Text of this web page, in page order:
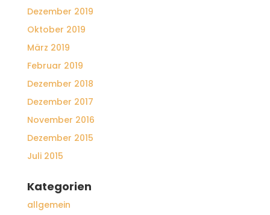
Dezember 2019
Oktober 2019
März 2019
Februar 2019
Dezember 2018
Dezember 2017
November 2016
Dezember 2015
Juli 2015
Kategorien
allgemein